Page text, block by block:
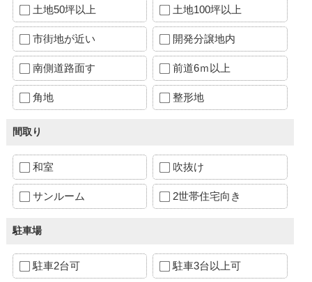
土地50坪以上 土地100坪以上
市街地が近い 開発分譲地内
南側道路面す 前道6ｍ以上
角地 整形地
間取り
和室 吹抜け
サンルーム 2世帯住宅向き
駐車場
駐車2台可 駐車3台以上可